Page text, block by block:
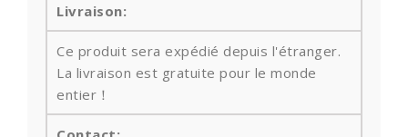
Livraison:
Ce produit sera expédié depuis l'étranger.
La livraison est gratuite pour le monde
entier！